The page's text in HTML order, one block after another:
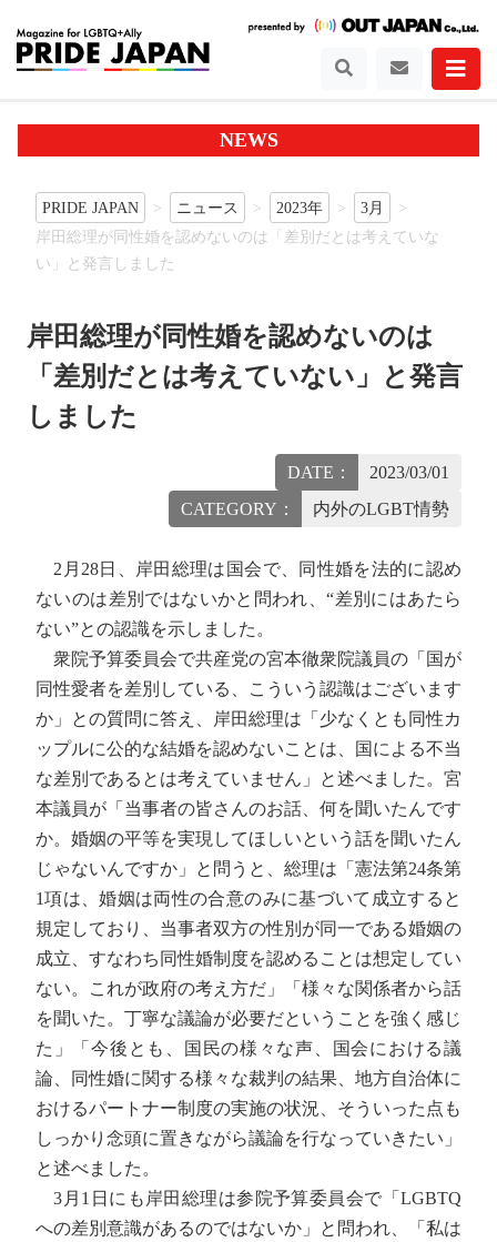
NEWS
PRIDE JAPAN ニュース 2023年
3月
岸田総理が同性婚を認めないのは「差別だとは考えていな
い」と発言しました
岸田総理が同性婚を認めないのは
「差別だとは考えていない」と発言
しました
DATE：
2023/03/01
CATEGORY：
内外のLGBT情勢
2月28日、岸田総理は国会で、同性婚を法的に認め
ないのは差別ではないかと問われ、“差別にはあたら
ない”との認識を示しました。
衆院予算委員会で共産党の宮本徹衆院議員の「国が
同性愛者を差別している、こういう認識はございます
か」との質問に答え、岸田総理は「少なくとも同性カ
ップルに公的な結婚を認めないことは、国による不当
な差別であるとは考えていません」と述べました。宮
本議員が「当事者の皆さんのお話、何を聞いたんです
か。婚姻の平等を実現してほしいという話を聞いたん
じゃないんですか」と問うと、総理は「憲法第24条第
1項は、婚姻は両性の合意のみに基づいて成立すると
規定しており、当事者双方の性別が同一である婚姻の
成立、すなわち同性婚制度を認めることは想定してい
ない。これが政府の考え方だ」「様々な関係者から話
を聞いた。丁寧な議論が必要だということを強く感じ
た」「今後とも、国民の様々な声、国会における議
論、同性婚に関する様々な裁判の結果、地方自治体に
おけるパートナー制度の実施の状況、そういった点も
しっかり念頭に置きながら議論を行なっていきたい」
と述べました。
3月1日にも岸田総理は参院予算委員会で「LGBTQ
への差別意識があるのではないか」と問われ、「私は